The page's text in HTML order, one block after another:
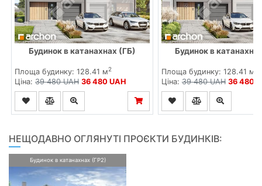
Будинок в катанахнах (ГБ)
Площа будинку: 128.41 м2
Ціна: 39 480 UAH 36 480 UAH
Будинок в
Площа будинку: 128.41 м
Ціна:39 480 UAH 36 480
НЕЩОДАВНО ОГЛЯНУТІ ПРОЄКТИ БУДИНКІВ:
Будинок в катанахнах (ГР2)